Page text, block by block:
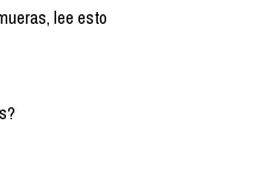
lee esto